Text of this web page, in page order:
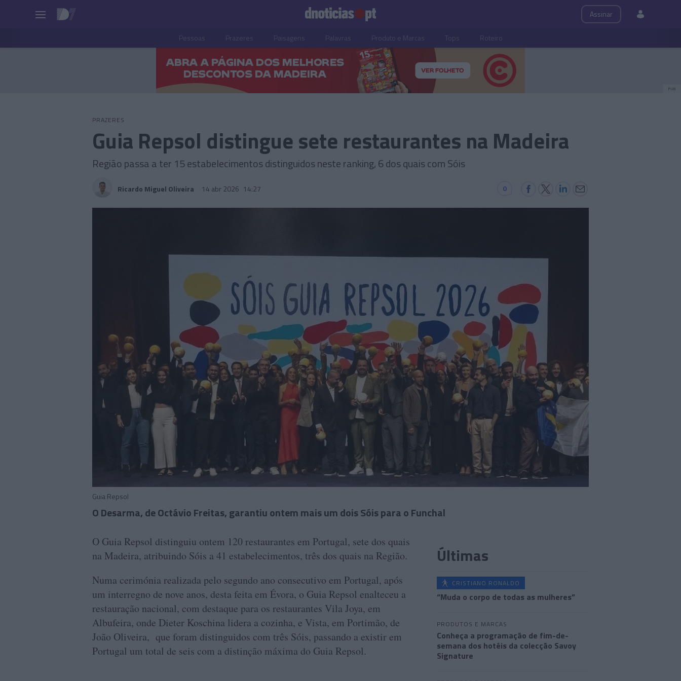
Assinar
Pessoas Prazeres Paisagens Palavras Produto e Marcas Tops Roteiro
PUB
PRAZERES
Guia Repsol distingue sete restaurantes na Madeira
Região passa a ter 15 estabelecimentos distinguidos neste ranking, 6 dos quais com Sóis
Ricardo Miguel Oliveira 14 abr 2026 14:27 0
Guia Repsol
O Desarma, de Octávio Freitas, garantiu ontem mais um dois Sóis para o Funchal
O Guia Repsol distinguiu ontem 120 restaurantes em Portugal, sete dos quais
na Madeira, atribuindo Sóis a 41 estabelecimentos, três dos quais na Região.
Numa cerimónia realizada pelo segundo ano consecutivo em Portugal, após
um interregno de nove anos, desta feita em Évora, o Guia Repsol enalteceu a
restauração nacional, com destaque para os restaurantes Vila Joya, em
Albufeira, onde Dieter Koschina lidera a cozinha, e Vista, em Portimão, de
João Oliveira, que foram distinguidos com três Sóis, passando a existir em
Portugal um total de seis com a distinção máxima do Guia Repsol.
Últimas
CRISTIANO RONALDO
“Muda o corpo de todas as mulheres”
PRODUTOS E MARCAS
Conheça a programação de fim-de-
semana dos hotéis da colecção Savoy
Signature